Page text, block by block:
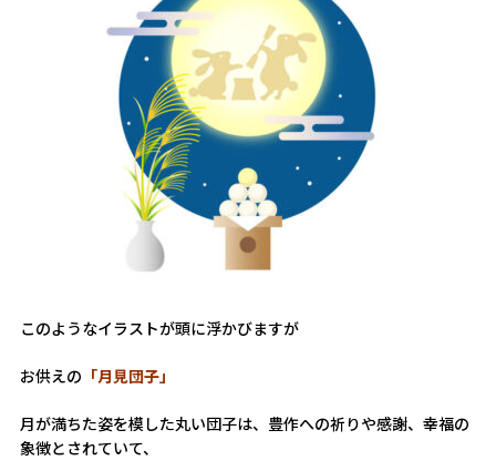
このようなイラストが頭に浮かびますが
お供えの 「月見団子」
月が満ちた姿を模した丸い団子は、豊作への祈りや感謝、幸福の
象徴とされていて、